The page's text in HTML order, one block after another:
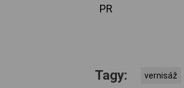
PR
Tagy: vernisáž